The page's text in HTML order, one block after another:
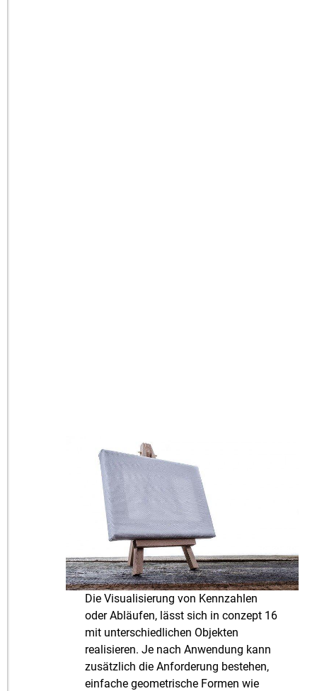
Die Visualisierung von Kennzahlen
oder Abläufen, lässt sich in conzept 16
mit unterschiedlichen Objekten
realisieren. Je nach Anwendung kann
zusätzlich die Anforderung bestehen,
einfache geometrische Formen wie